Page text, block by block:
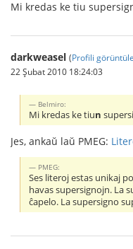
Mi kredas ke tiu
darkweasel (Profili görüntüle
22 Şubat 2010 18:24:03
Belmiro:
Mi kredas ke tiun
Jes, ankaŭ laŭ PMEG:
PMEG:
Ses literoj estas unikaj
havas supersignojn. La
ĉapelo. La supersigno